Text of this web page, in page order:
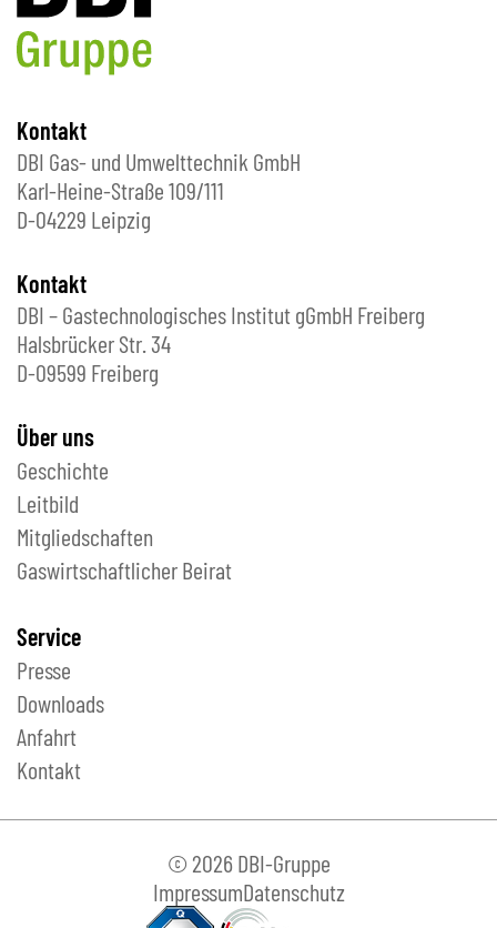
Kontakt
DBI Gas- und Umwelttechnik GmbH
Karl-Heine-Straße 109/111
D-04229 Leipzig
Kontakt
DBI – Gastechnologisches Institut gGmbH Freiberg
Halsbrücker Str. 34
D-09599 Freiberg
Über uns
Geschichte
Leitbild
Mitgliedschaften
Gaswirtschaftlicher Beirat
Service
Presse
Downloads
Anfahrt
Kontakt
© 2026 DBI-Gruppe
ImpressumDatenschutz